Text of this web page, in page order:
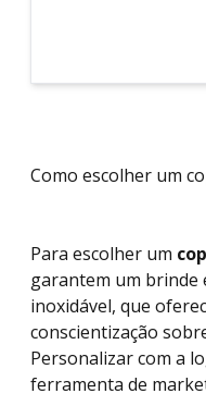
Como escolher um
Para escolher um
garantem um brinde
inoxidável, que
conscientização
Personalizar com a
ferramenta de